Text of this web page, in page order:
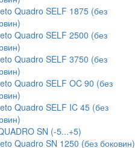
Quadro SELF 1875 (без
Quadro SELF 2500 (без
Quadro SELF 3750 (без
Quadro SELF OC 90 (без
Quadro SELF IC 45 (без
SN (-5...+5)
Quadro SN 1250 (без боковин)